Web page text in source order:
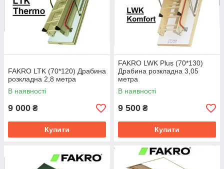
FAKRO LTK (70*120) Драбина
розкладна 2,8 метра
В наявності
9 000 ₴
Купити
FAKRO LWK Plus (70*130)
Драбина розкладна 3,05
метра
В наявності
9 500 ₴
Купити